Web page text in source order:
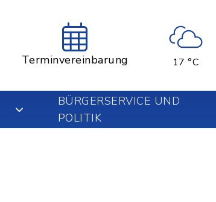
Terminvereinbarung 17 °C
BÜRGERSERVICE UND
POLITIK